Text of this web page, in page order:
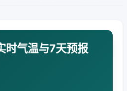
时气温与7天预报